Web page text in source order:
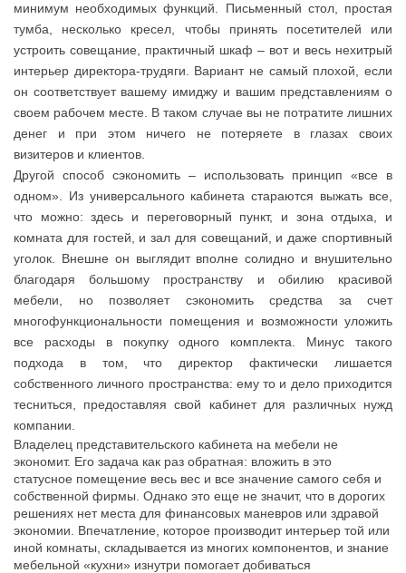
минимум необходимых функций. Письменный стол, простая
тумба, несколько кресел, чтобы принять посетителей или
устроить совещание, практичный шкаф – вот и весь нехитрый
интерьер директора-трудяги. Вариант не самый плохой, если
он соответствует вашему имиджу и вашим представлениям о
своем рабочем месте. В таком случае вы не потратите лишних
денег и при этом ничего не потеряете в глазах своих
визитеров и клиентов.
Другой способ сэкономить – использовать принцип «все в
одном». Из универсального кабинета стараются выжать все,
что можно: здесь и переговорный пункт, и зона отдыха, и
комната для гостей, и зал для совещаний, и даже спортивный
уголок. Внешне он выглядит вполне солидно и внушительно
благодаря большому пространству и обилию красивой
мебели, но позволяет сэкономить средства за счет
многофункциональности помещения и возможности уложить
все расходы в покупку одного комплекта. Минус такого
подхода в том, что директор фактически лишается
собственного личного пространства: ему то и дело приходится
тесниться, предоставляя свой кабинет для различных нужд
компании.
Владелец представительского кабинета на мебели не
экономит. Его задача как раз обратная: вложить в это
статусное помещение весь вес и все значение самого себя и
собственной фирмы. Однако это еще не значит, что в дорогих
решениях нет места для финансовых маневров или здравой
экономии. Впечатление, которое производит интерьер той или
иной комнаты, складывается из многих компонентов, и знание
мебельной «кухни» изнутри помогает добиваться